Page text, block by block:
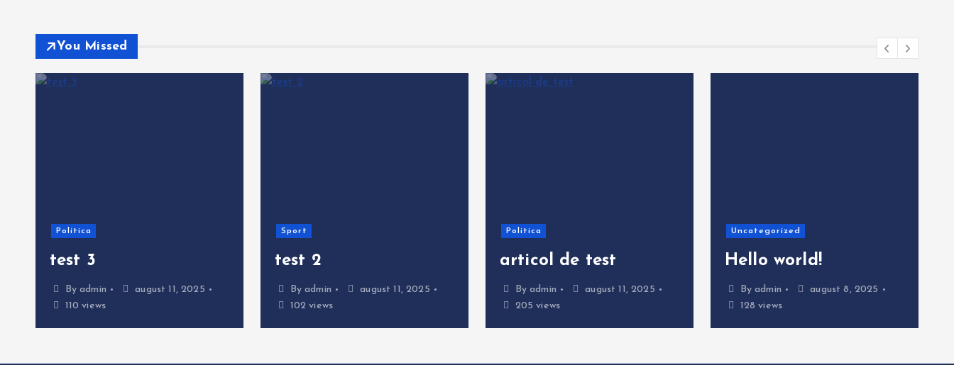
You Missed
Politica
test 3
Byadmin
august 11, 2025
110 views
Sport
test 2
Byadmin
august 11, 2025
102 views
Politica
articol de test
Byadmin
august 11, 2025
205 views
Uncategorized
Hello world!
Byadmin
august 8, 2025
128 views